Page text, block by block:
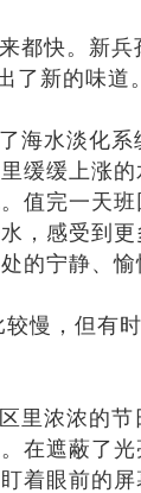
快。新兵
了新的味道。
水淡化系
缓缓上涨
值完一天
，感受到
的宁静、愉
慢，但有时
浓浓的节
在遮蔽了
着眼前的